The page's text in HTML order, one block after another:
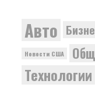
Авто
Новости США
Технологии